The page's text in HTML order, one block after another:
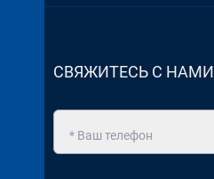
СВЯЖИТЕСЬ С НАМИ